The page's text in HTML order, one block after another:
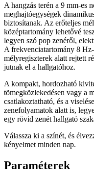
A hangzás terén a 9 mm-es
meghajtóegységek
biztosítanak. Az erőteljes
középtartomány lehetővé
legyen szó pop zenéről,
A frekvenciatartomány 8
mélyregiszterek alatt rejtett
jutnak el a hallgatóhoz.
A kompakt, hordozható
tömegközlekedésen vagy a
csatlakoztatható, és a
zenefolyamatok alatt is,
egy rövid zenét hallgató
Válassza ki a színét, és
kényelmet minden nap.
Paraméterek